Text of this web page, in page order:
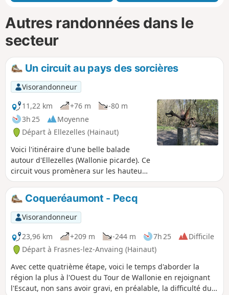
Autres randonnées dans le
secteur
Un circuit au pays des sorcières
Visorandonneur
11,22 km
+76 m
-80 m
3h 25
Moyenne
Départ à Ellezelles (Hainaut)
Voici l'itinéraire d'une belle balade
autour d'Ellezelles (Wallonie picarde). Ce
circuit vous promènera sur les hauteurs
de cette localité réputée pour être le
haut lieu des sorcières. Capitale du pays
des Collines, elle mérite surtout d'attirer
les randonneurs pour la qualité de ses
chemins et sentiers et de ses paysages.
La randonnée se trouve à l'Ouest
d'Ellezelles et passe par des terrains
agricoles. Attention, les sorcières et les
oeuvres d'art ne sont pas sur ce circuit,
mais sur le Sentier de l'étrange, qui suit
un autre itinéraire balisé par ce nom, à
Coqueréaumont - Pecq
Visorandonneur
23,96 km
+209 m -244 m 7h 25
Difficile
Départ à Frasnes-lez-Anvaing (Hainaut)
Avec cette quatrième étape, voici le temps d'aborder la
région la plus à l'Ouest du Tour de Wallonie en rejoignant
l'Escaut, non sans avoir gravi, en préalable, la difficulté du